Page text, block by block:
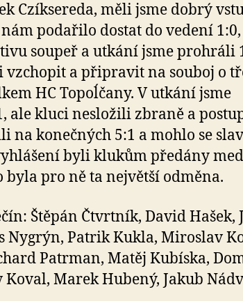
Czíksereda, měli jsme dobrý
podařilo dostat do vedení
soupeř a utkání jsme prohráli
vzchopit a připravit na souboj o
HC Topoĺčany. V utkání jsme
ale kluci nesložili zbraně a
na konečných 5:1 a mohlo se
byli klukům předány
byla pro ně ta největší odměna.
Štěpán Čtvrtník, David Hašek,
Nygrýn, Patrik Kukla, Miroslav
Patrman, Matěj Kubíska,
Koval, Marek Hubený, Jakub